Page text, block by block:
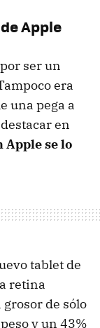
Apple
ser un
era
una pega a
en
Apple se lo
tablet de
retina
de sólo
y un 43%